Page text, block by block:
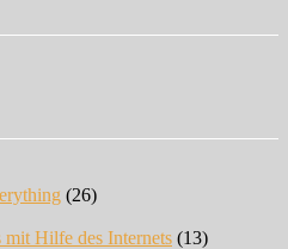
(26)
Hilfe des Internets (13)